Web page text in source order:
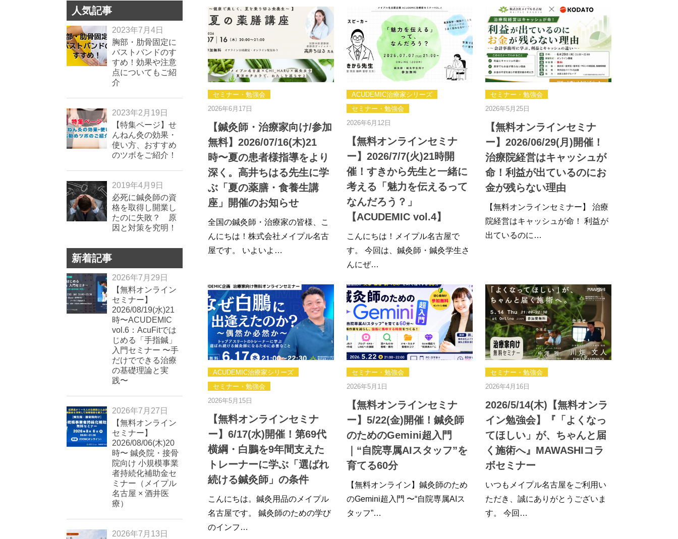
セミナー・勉強会
2026年6月17日
【鍼灸師・治療家向け/参加
無料】2026/07/16(木)21
時〜夏の患者様指導をより
深く。高井ちはる先生に学
ぶ「夏の薬膳・食養生講
座」開催のお知らせ
全国の鍼灸師・治療家の皆様、こ
んにちは！株式会社メイプル名古
屋です。 いよいよ…
ACUDEMIC治療家シリーズ
セミナー・勉強会
2026年6月12日
【無料オンラインセミナ
ー】2026/7/7(火)21時開
催！すきから先生と一緒に
考える「魅力を伝えるって
なんだろう？」
【ACUDEMIC vol.4】
こんにちは！メイプル名古屋で
す。 今回は、鍼灸師・鍼灸学生さ
んにぜ…
セミナー・勉強会
2026年5月25日
【無料オンラインセミナ
ー】2026/06/29(月)開催！
治療院経営はキャッシュが
命！利益が出ているのにお
金が残らない理由
【無料オンラインセミナー】 治療
院経営はキャッシュが命！ 利益が
出ているのに…
ACUDEMIC治療家シリーズ
セミナー・勉強会
2026年5月15日
【無料オンラインセミナ
ー】6/17(水)開催！第69代
横綱・白鵬を9年間支えた
トレーナーに学ぶ「選ばれ
続ける鍼灸師」の条件
こんにちは。鍼灸用品のメイプル
名古屋です。 鍼灸師のための学び
のインフ…
セミナー・勉強会
2026年5月1日
【無料オンラインセミナ
ー】5/22(金)開催！鍼灸師
のためのGemini超入門
｜“自院専属AIスタッフ”を
育てる60分
【無料オンライン】鍼灸師のため
のGemini超入門 〜“自院専属AIス
タッフ”…
セミナー・勉強会
2026年4月16日
2026/5/14(木)【無料オンラ
イン勉強会】『「よくなっ
てほしい」が、ちゃんと届
く施術へ』MAWASHIコラ
ボセミナー
いつもメイプル名古屋をご利用い
ただき、誠にありがとうございま
す。 今回…
人気記事
2023年7月4日
胸部・肋骨固定に
バストバンドのす
すめ！効果や注意
点についてもご紹
介
2023年2月19日
【特集ページ】せ
んねん灸の効果・
使い方、おすすめ
のツボをご紹介！
2019年4月9日
必死に鍼灸師の資
格を取得し開業し
たのに失敗？ 原
因と対策を究明！
新着記事
2026年7月29日
【無料オンライン
セミナー】
2026/08/19(水)21
時〜ACUDEMIC
vol.6：AcuFitでは
じめる「手指鍼」
入門セミナー 〜手
だけでできる治療
の基礎理論と実
践〜
2026年7月27日
【無料オンライン
セミナー】
2026/08/06(木)20
時〜 鍼灸院・接骨
院向け 小規模事業
者持続化補助金セ
ミナー（メイプル
名古屋 × 酒井医
療）
2026年7月13日